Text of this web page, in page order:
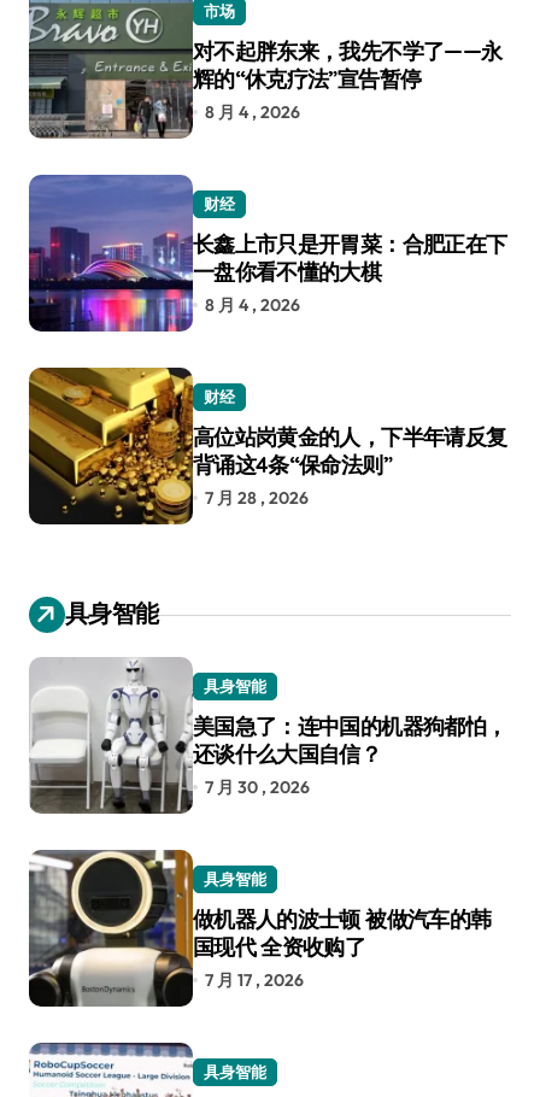
市场
对不起胖东来，我先不学了——永
辉的“休克疗法”宣告暂停
8 月 4 , 2026
财经
长鑫上市只是开胃菜：合肥正在下
一盘你看不懂的大棋
8 月 4 , 2026
财经
高位站岗黄金的人，下半年请反复
背诵这4条“保命法则”
7 月 28 , 2026
具身智能
具身智能
美国急了：连中国的机器狗都怕，
还谈什么大国自信？
7 月 30 , 2026
具身智能
做机器人的波士顿 被做汽车的韩
国现代 全资收购了
7 月 17 , 2026
具身智能